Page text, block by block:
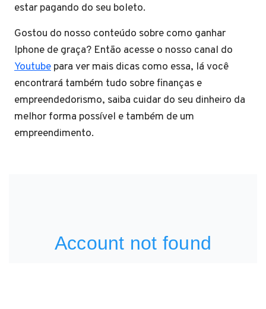
estar pagando do seu boleto.
Gostou do nosso conteúdo sobre como ganhar
Iphone de graça? Então acesse o nosso canal do
Youtube para ver mais dicas como essa, lá você
encontrará também tudo sobre finanças e
empreendedorismo, saiba cuidar do seu dinheiro da
melhor forma possível e também de um
empreendimento.